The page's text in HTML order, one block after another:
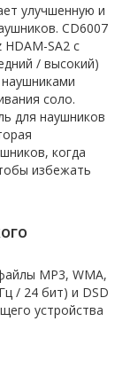
улучшенную и
CD6007
SA2 с
/ высокий)
соло.
для наушников
когда
избежать
MP3, WMA,
/ 24 бит) и DSD
устройства